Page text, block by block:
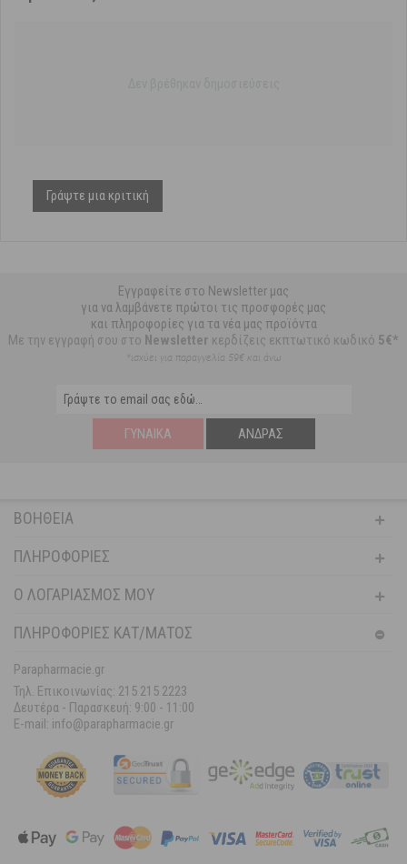
Γράψτε μια κριτική
Εγγραφείτε στο Newsletter μας
για να λαμβάνετε πρώτοι τις προσφορές μας
και πληροφορίες για τα νέα μας προϊόντα
Με την εγγραφή σου στο Newsletter κερδίζεις εκπτωτικό κωδικό 5€*
*ισχύει για παραγγελία 59€ και άνω
ΓΥΝΑΊΚΑ ΆΝΔΡΑΣ
ΒΟΉΘΕΙΑ
ΠΛΗΡΟΦΟΡΊΕΣ
Ο ΛΟΓΑΡΙΑΣΜΌΣ ΜΟΥ
ΠΛΗΡΟΦΟΡΙΕΣ ΚΑΤ/ΜΑΤΟΣ
Parapharmacie.gr
Τηλ. Επικοινωνίας: 215 215 2223
Δευτέρα - Παρασκευή: 9:00 - 11:00
E-mail: info@parapharmacie.gr